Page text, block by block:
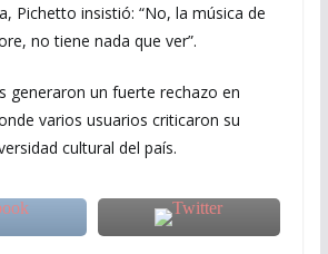
Pichetto insistió: “No, la música de
no tiene nada que ver”.
generaron un fuerte rechazo en
varios usuarios criticaron su
cultural del país.